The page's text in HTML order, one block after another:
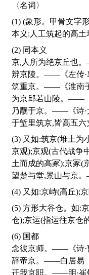
〈名词〉
(1) (象形。甲骨文字形,象筑起的高丘形,上为耸起的尖端。
本义:人工筑起的高土
(2) 同本义
京,人所为绝京丘也
辨京陵。——《左传·
筑重京。——《淮南子
为京邱若山陵。——《
乃觏于京。——《诗·
于堑里筑京,皆高五
(3) 又如:筑京(堆土为小山);京丘(为战死的人所筑的坟墓。即
京观);京观(古代战争
土而成的高冢);京冢(
望楚与堂,景山与京
(4) 又如:京峙(高丘);
(5) 方形大谷仓。如:京坻(谷米堆积如山。形容丰收);京囷(粮
仓);京运(指运往京仓
(6) 国都
念彼京师。——《诗·
辞帝京。——白居易
迁我京职。——明·崔